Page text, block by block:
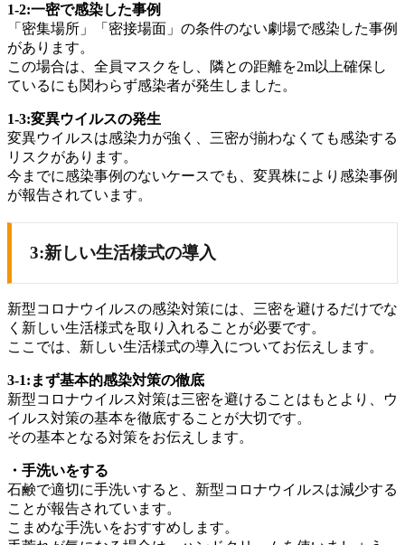
1-2:一密で感染した事例
「密集場所」「密接場面」の条件のない劇場で感染した事例
があります。
この場合は、全員マスクをし、隣との距離を2m以上確保し
ているにも関わらず感染者が発生しました。
1-3:変異ウイルスの発生
変異ウイルスは感染力が強く、三密が揃わなくても感染する
リスクがあります。
今までに感染事例のないケースでも、変異株により感染事例
が報告されています。
3:新しい生活様式の導入
新型コロナウイルスの感染対策には、三密を避けるだけでな
く新しい生活様式を取り入れることが必要です。
ここでは、新しい生活様式の導入についてお伝えします。
3-1:まず基本的感染対策の徹底
新型コロナウイルス対策は三密を避けることはもとより、ウ
イルス対策の基本を徹底することが大切です。
その基本となる対策をお伝えします。
・手洗いをする
石鹸で適切に手洗いすると、新型コロナウイルスは減少する
ことが報告されています。
こまめな手洗いをおすすめします。